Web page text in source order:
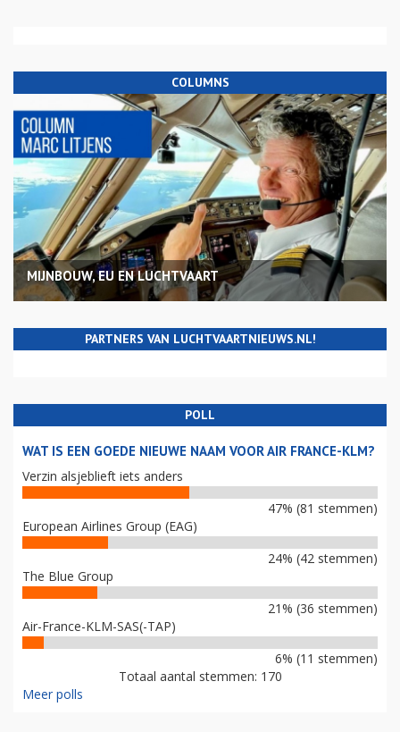
COLUMNS
MIJNBOUW, EU EN LUCHTVAART
PARTNERS VAN LUCHTVAARTNIEUWS.NL!
POLL
WAT IS EEN GOEDE NIEUWE NAAM VOOR AIR FRANCE-KLM?
Verzin alsjeblieft iets anders
47% (81 stemmen)
European Airlines Group (EAG)
24% (42 stemmen)
The Blue Group
21% (36 stemmen)
Air-France-KLM-SAS(-TAP)
6% (11 stemmen)
Totaal aantal stemmen: 170
Meer polls